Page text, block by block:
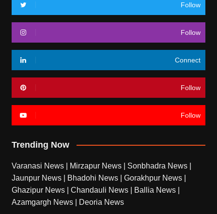
Follow
Follow
Connect
Follow
Follow
Trending Now
Varanasi News Mirzapur News Sonbhadra News
Jaunpur News
Bhadohi News Gorakhpur News
Ghazipur News
Chandauli News Ballia News
Azamgargh News
Deoria News